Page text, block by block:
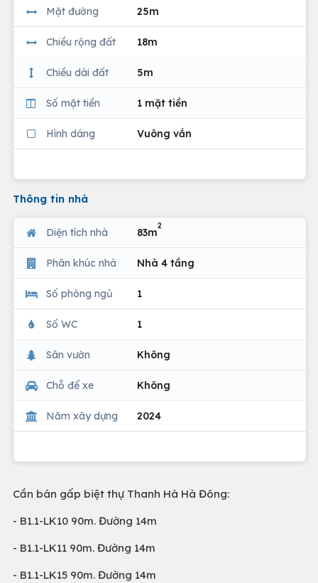
Mặt đường 25m
Chiều rộng đất 18m
Chiều dài đất 5m
Số mặt tiền 1 mặt tiền
Hình dáng Vuông vắn
Thông tin nhà
Diện tích nhà 83m
2
Phân khúc nhà Nhà 4 tầng
Số phòng ngủ 1
Số WC 1
Sân vườn Không
Chỗ để xe Không
Năm xây dựng 2024
Cần bán gấp biệt thự Thanh Hà Hà Đông:
- B1.1-LK10 90m. Đường 14m
- B1.1-LK11 90m. Đường 14m
- B1.1-LK15 90m. Đường 14m